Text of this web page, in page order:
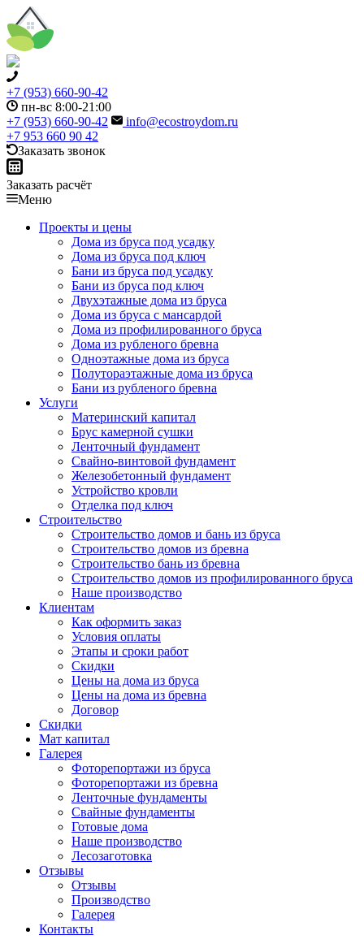
+7 (953) 660-90-42
пн-вс 8:00-21:00
+7 (953) 660-90-42
info@ecostroydom.ru
+7 953 660 90 42
Заказать звонок
Заказать расчёт
Меню
Проекты и цены
Дома из бруса под усадку
Дома из бруса под ключ
Бани из бруса под усадку
Бани из бруса под ключ
Двухэтажные дома из бруса
Дома из бруса с мансардой
Дома из профилированного бруса
Дома из рубленого бревна
Одноэтажные дома из бруса
Полутораэтажные дома из бруса
Бани из рубленого бревна
Услуги
Материнский капитал
Брус камерной сушки
Ленточный фундамент
Свайно-винтовой фундамент
Железобетонный фундамент
Устройство кровли
Отделка под ключ
Строительство
Строительство домов и бань из бруса
Строительство домов из бревна
Строительство бань из бревна
Строительство домов из профилированного бруса
Наше производство
Клиентам
Как оформить заказ
Условия оплаты
Этапы и сроки работ
Скидки
Цены на дома из бруса
Цены на дома из бревна
Договор
Скидки
Мат капитал
Галерея
Фоторепортажи из бруса
Фоторепортажи из бревна
Ленточные фундаменты
Свайные фундаменты
Готовые дома
Наше производство
Лесозаготовка
Отзывы
Отзывы
Производство
Галерея
Контакты